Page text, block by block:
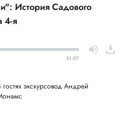
История Садового
4-я
51:07
гостях экскурсовод Андрей